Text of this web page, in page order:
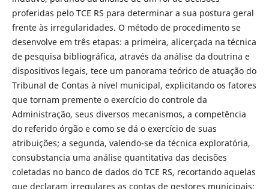
proferidas pelo TCE RS para determinar a sua postura geral
frente às irregularidades. O método de procedimento se
desenvolve em três etapas: a primeira, alicerçada na técnica
de pesquisa bibliográfica, através da análise da doutrina e
dispositivos legais, tece um panorama teórico de atuação do
Tribunal de Contas à nível municipal, explicitando os fatores
que tornam premente o exercício do controle da
Administração, seus diversos mecanismos, a competência
do referido órgão e como se dá o exercício de suas
atribuições; a segunda, valendo-se da técnica exploratória,
consubstancia uma análise quantitativa das decisões
coletadas no banco de dados do TCE RS, recortando aquelas
que declaram irregulares as contas de gestores municipais;